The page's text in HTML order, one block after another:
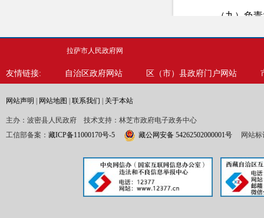
（九）负
（十一）
体系建设，指
拉萨市人民政府网
友情链接: 自治区政府网站 区（市）县政府门户网站
网站声明 网站地图 联系我们 关于本站
主办：波密县人民政府 技术支持：林芝市政府电子政务中心
工信部备案： 藏ICP备11000170号-5 藏公网安备 54262502000001号 网站标